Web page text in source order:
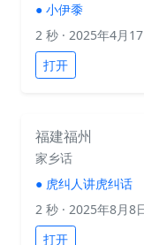
● 小伊黍
2 秒 · 2025年4月
打开
福建福州
家乡话
● 虎纠人讲虎纠话
2 秒 · 2025年8月8
打开